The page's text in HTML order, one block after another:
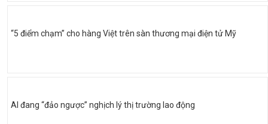
“5 điểm chạm” cho hàng Việt trên sàn thương mại điện tử Mỹ
AI đang “đảo ngược” nghịch lý thị trường lao động